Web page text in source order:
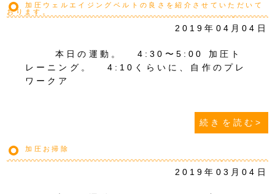
加圧ウェルエイジングベルトの良さを紹介させていただいて
おります。
2019年04月04日
本日の運動。 4:30〜5:00 加圧ト
レーニング。 4:10くらいに、自作のプレ
ワークア
続きを読む>
加圧お掃除
2019年03月04日